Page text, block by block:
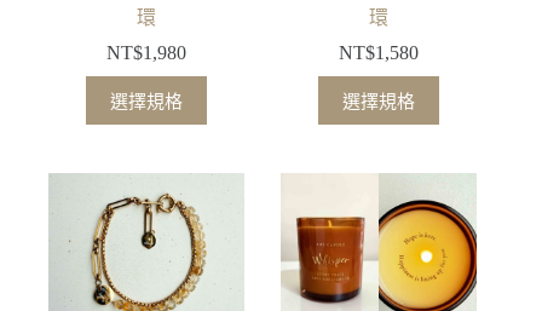
面
選
選
項
面
選
選
項
環
NT$1,980
選擇規格
此
產
有
多
種
式。
環
NT$1,580
選擇規格
此
產
有
多
種
款
式。